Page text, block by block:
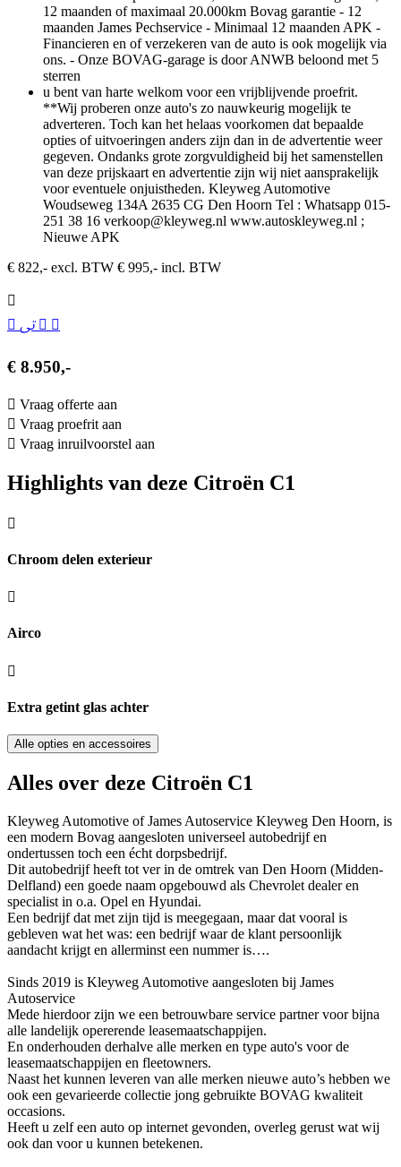
12 maanden of maximaal 20.000km Bovag garantie - 12
maanden James Pechservice - Minimaal 12 maanden APK -
Financieren en of verzekeren van de auto is ook mogelijk via
ons. - Onze BOVAG-garage is door ANWB beloond met 5
sterren
u bent van harte welkom voor een vrijblijvende proefrit.
**Wij proberen onze auto's zo nauwkeurig mogelijk te
adverteren. Toch kan het helaas voorkomen dat bepaalde
opties of uitvoeringen anders zijn dan in de advertentie weer
gegeven. Ondanks grote zorgvuldigheid bij het samenstellen
van deze prijskaart en advertentie zijn wij niet aansprakelijk
voor eventuele onjuistheden. Kleyweg Automotive
Woudseweg 134A 2635 CG Den Hoorn Tel : Whatsapp 015-
251 38 16 verkoop@kleyweg.nl www.autoskleyweg.nl ;
Nieuwe APK
€ 822,- excl. BTW € 995,- incl. BTW
€ 8.950,-
Vraag offerte aan
Vraag proefrit aan
Vraag inruilvoorstel aan
Highlights van deze Citroën C1
Chroom delen exterieur
Airco
Extra getint glas achter
Alle opties en accessoires
Alles over deze Citroën C1
Kleyweg Automotive of James Autoservice Kleyweg Den Hoorn, is
een modern Bovag aangesloten universeel autobedrijf en
ondertussen toch een écht dorpsbedrijf.
Dit autobedrijf heeft tot ver in de omtrek van Den Hoorn (Midden-
Delfland) een goede naam opgebouwd als Chevrolet dealer en
specialist in o.a. Opel en Hyundai.
Een bedrijf dat met zijn tijd is meegegaan, maar dat vooral is
gebleven wat het was: een bedrijf waar de klant persoonlijk
aandacht krijgt en allerminst een nummer is….
Sinds 2019 is Kleyweg Automotive aangesloten bij James
Autoservice
Mede hierdoor zijn we een betrouwbare service partner voor bijna
alle landelijk opererende leasemaatschappijen.
En onderhouden derhalve alle merken en type auto's voor de
leasemaatschappijen en fleetowners.
Naast het kunnen leveren van alle merken nieuwe auto’s hebben we
ook een gevarieerde collectie jong gebruikte BOVAG kwaliteit
occasions.
Heeft u zelf een auto op internet gevonden, overleg gerust wat wij
ook dan voor u kunnen betekenen.